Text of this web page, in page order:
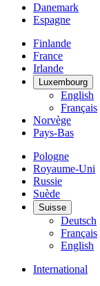
Danemark
Espagne
Finlande
France
Irlande
Luxembourg
English
Français
Norvège
Pays-Bas
Pologne
Royaume-Uni
Russie
Suède
Suisse
Deutsch
Français
English
International